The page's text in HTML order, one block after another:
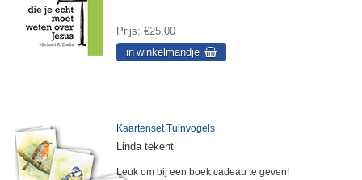
Prijs €25,00
Kaartenset Tuinvogels
Linda tekent
Leuk om bij een boek cadeau te geven!